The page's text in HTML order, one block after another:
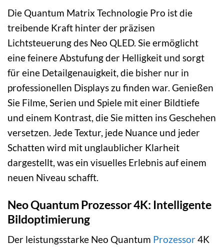
Die Quantum Matrix Technologie Pro ist die
treibende Kraft hinter der präzisen
Lichtsteuerung des Neo QLED. Sie ermöglicht
eine feinere Abstufung der Helligkeit und sorgt
für eine Detailgenauigkeit, die bisher nur in
professionellen Displays zu finden war. Genießen
Sie Filme, Serien und Spiele mit einer Bildtiefe
und einem Kontrast, die Sie mitten ins Geschehen
versetzen. Jede Textur, jede Nuance und jeder
Schatten wird mit unglaublicher Klarheit
dargestellt, was ein visuelles Erlebnis auf einem
neuen Niveau schafft.
Neo Quantum Prozessor 4K: Intelligente
Bildoptimierung
Der leistungsstarke Neo Quantum Prozessor4K